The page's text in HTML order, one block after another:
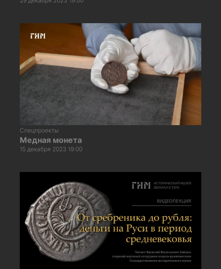
Спецпроекты
Медная монета
15 декабря 2023 19:00